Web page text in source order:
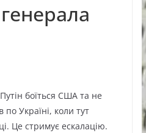
боїться США та не
по Україні, коли тут
Це стримує ескалацію.